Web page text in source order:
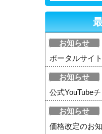
お知らせ
ポータルサイ
お知らせ
公式YouTube
お知らせ
価格改定のお